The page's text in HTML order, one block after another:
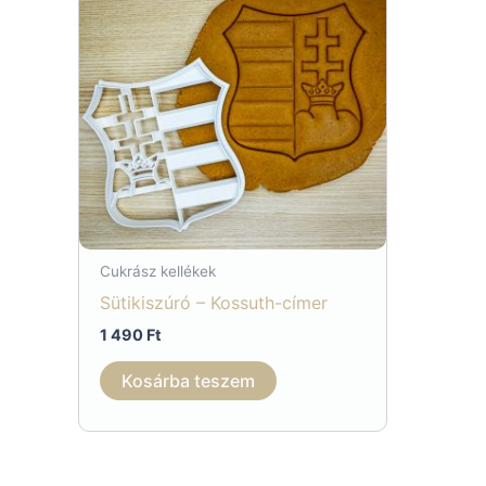
Cukrász kellékek
Sütikiszúró – Kossuth-címer
1 490 Ft
Kosárba teszem